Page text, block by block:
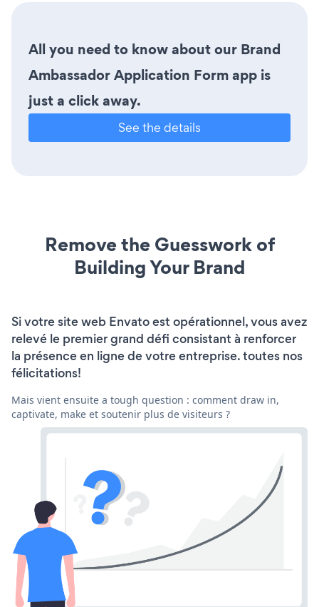
All you need to know about our Brand
Ambassador Application Form app is
just a click away.
See the details
Remove the Guesswork of
Building Your Brand
Si votre site web Envato est opérationnel, vous avez
relevé le premier grand défi consistant à renforcer
la présence en ligne de votre entreprise. toutes nos
félicitations!
Mais vient ensuite a tough question : comment draw in,
captivate, make et soutenir plus de visiteurs ?